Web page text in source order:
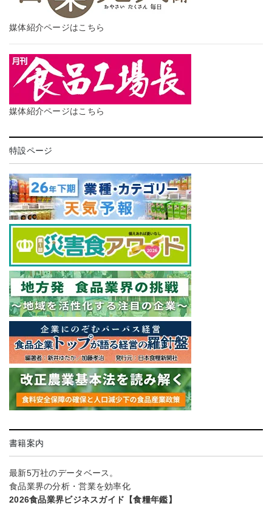
媒体紹介ページはこちら
媒体紹介ページはこちら
特設ページ
書籍案内
最新5万社のデータベース。
食品業界の分析・営業を効率化
2026食品業界ビジネスガイド【食糧年鑑】